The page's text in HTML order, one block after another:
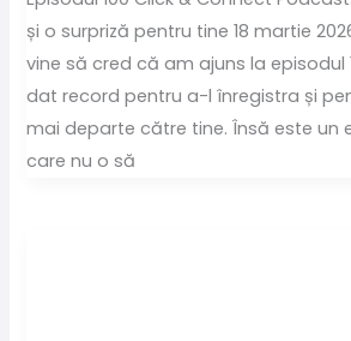
și o surpriză pentru tine 18 martie
vine să cred că am ajuns la episodul
dat record pentru a-l înregistra și
mai departe către tine. Însă este un
care nu o să